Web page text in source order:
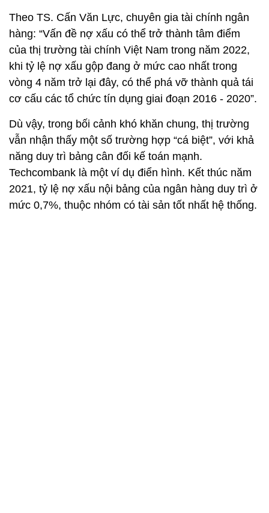
Theo TS. Cấn Văn Lực, chuyên gia tài chính ngân
hàng: “Vấn đề nợ xấu có thể trở thành tâm điểm
của thị trường tài chính Việt Nam trong năm 2022,
khi tỷ lệ nợ xấu gộp đang ở mức cao nhất trong
vòng 4 năm trở lại đây, có thể phá vỡ thành quả tái
cơ cấu các tổ chức tín dụng giai đoạn 2016 - 2020”.
Dù vậy, trong bối cảnh khó khăn chung, thị trường
vẫn nhận thấy một số trường hợp “cá biệt”, với khả
năng duy trì bảng cân đối kế toán mạnh.
Techcombank là một ví dụ điển hình. Kết thúc năm
2021, tỷ lệ nợ xấu nội bảng của ngân hàng duy trì ở
mức 0,7%, thuộc nhóm có tài sản tốt nhất hệ thống.